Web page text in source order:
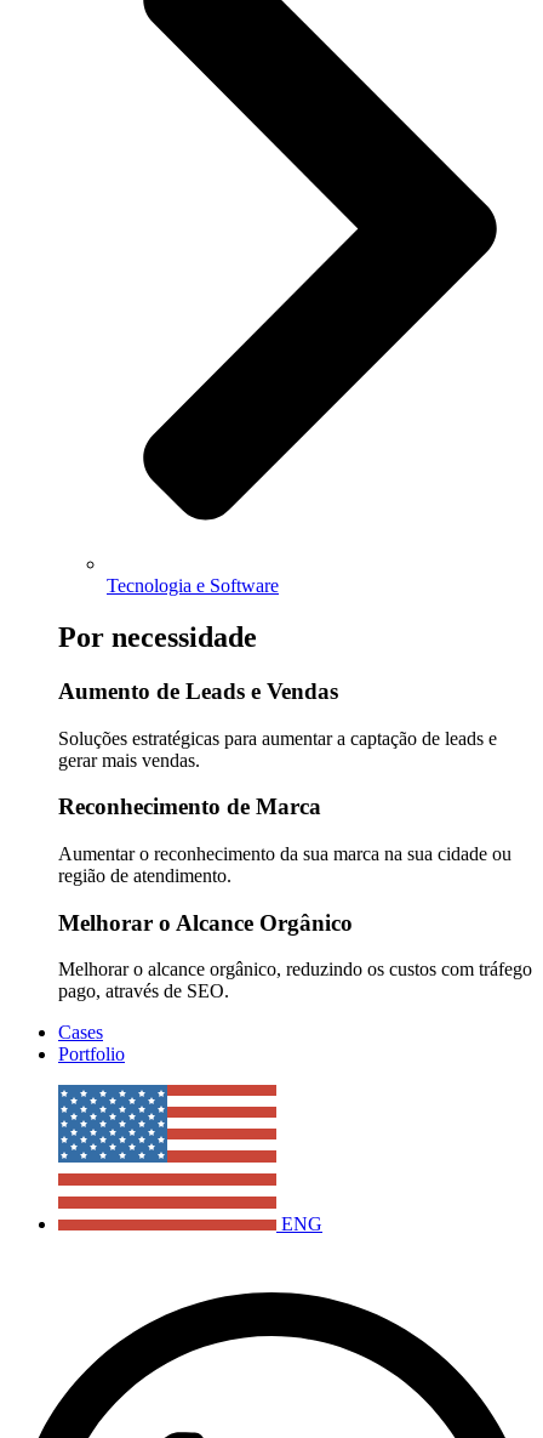
Tecnologia e Software
Por necessidade
Aumento de Leads e Vendas
Soluções estratégicas para aumentar a captação de leads e
gerar mais vendas.
Reconhecimento de Marca
Aumentar o reconhecimento da sua marca na sua cidade ou
região de atendimento.
Melhorar o Alcance Orgânico
Melhorar o alcance orgânico, reduzindo os custos com tráfego
pago, através de SEO.
Cases
Portfolio
ENG